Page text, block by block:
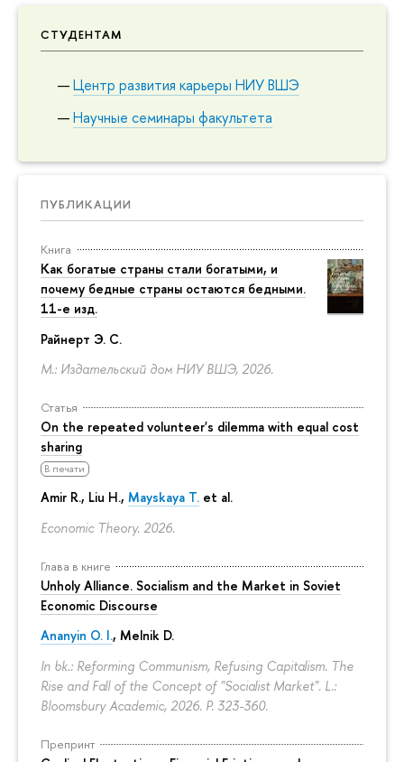
СТУДЕНТАМ
Центр развития карьеры НИУ ВШЭ
Научные семинары факультета
ПУБЛИКАЦИИ
Книга
Как богатые страны стали богатыми, и
почему бедные страны остаются бедными.
11-е изд.
Райнерт Э. С.
М.: Издательский дом НИУ ВШЭ, 2026.
Статья
On the repeated volunteer's dilemma with equal cost
sharing
В печати
Amir R., Liu H., Mayskaya T. et al.
Economic Theory. 2026.
Глава в книге
Unholy Alliance. Socialism and the Market in Soviet
Economic Discourse
Ananyin O. I., Melnik D.
In bk.: Reforming Communism, Refusing Capitalism. The
Rise and Fall of the Concept of "Socialist Market". L.:
Bloomsbury Academic, 2026. P. 323-360.
Препринт